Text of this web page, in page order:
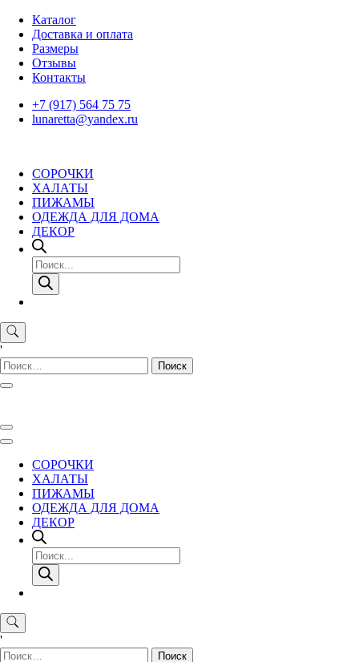
Skip
content
Каталог
Доставка и оплата
Размеры
Отзывы
Контакты
+7 (917) 564 75 75
lunaretta@yandex.ru
СОРОЧКИ
ХАЛАТЫ
ПИЖАМЫ
ОДЕЖДА ДЛЯ ДОМА
ДЕКОР
Поиск
товаров
'
Найти:
СОРОЧКИ
ХАЛАТЫ
ПИЖАМЫ
ОДЕЖДА ДЛЯ ДОМА
ДЕКОР
Поиск
товаров
'
Найти: